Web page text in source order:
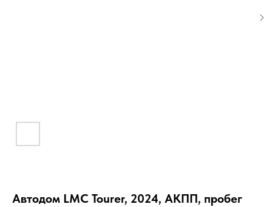
Автодом LMC Tourer, 2024, АКПП, пробег